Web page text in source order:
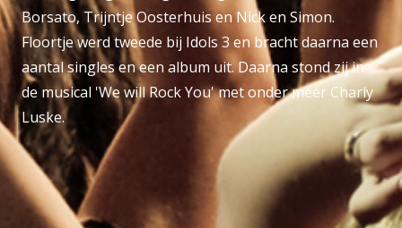
Borsato, Trijntje Oosterhuis en Nick en Simon.
Floortje werd tweede bij Idols 3 en bracht daarna een
aantal singles en een album uit. Daarna stond zij in
de musical 'We will Rock You' met onder meer Charly
Luske.